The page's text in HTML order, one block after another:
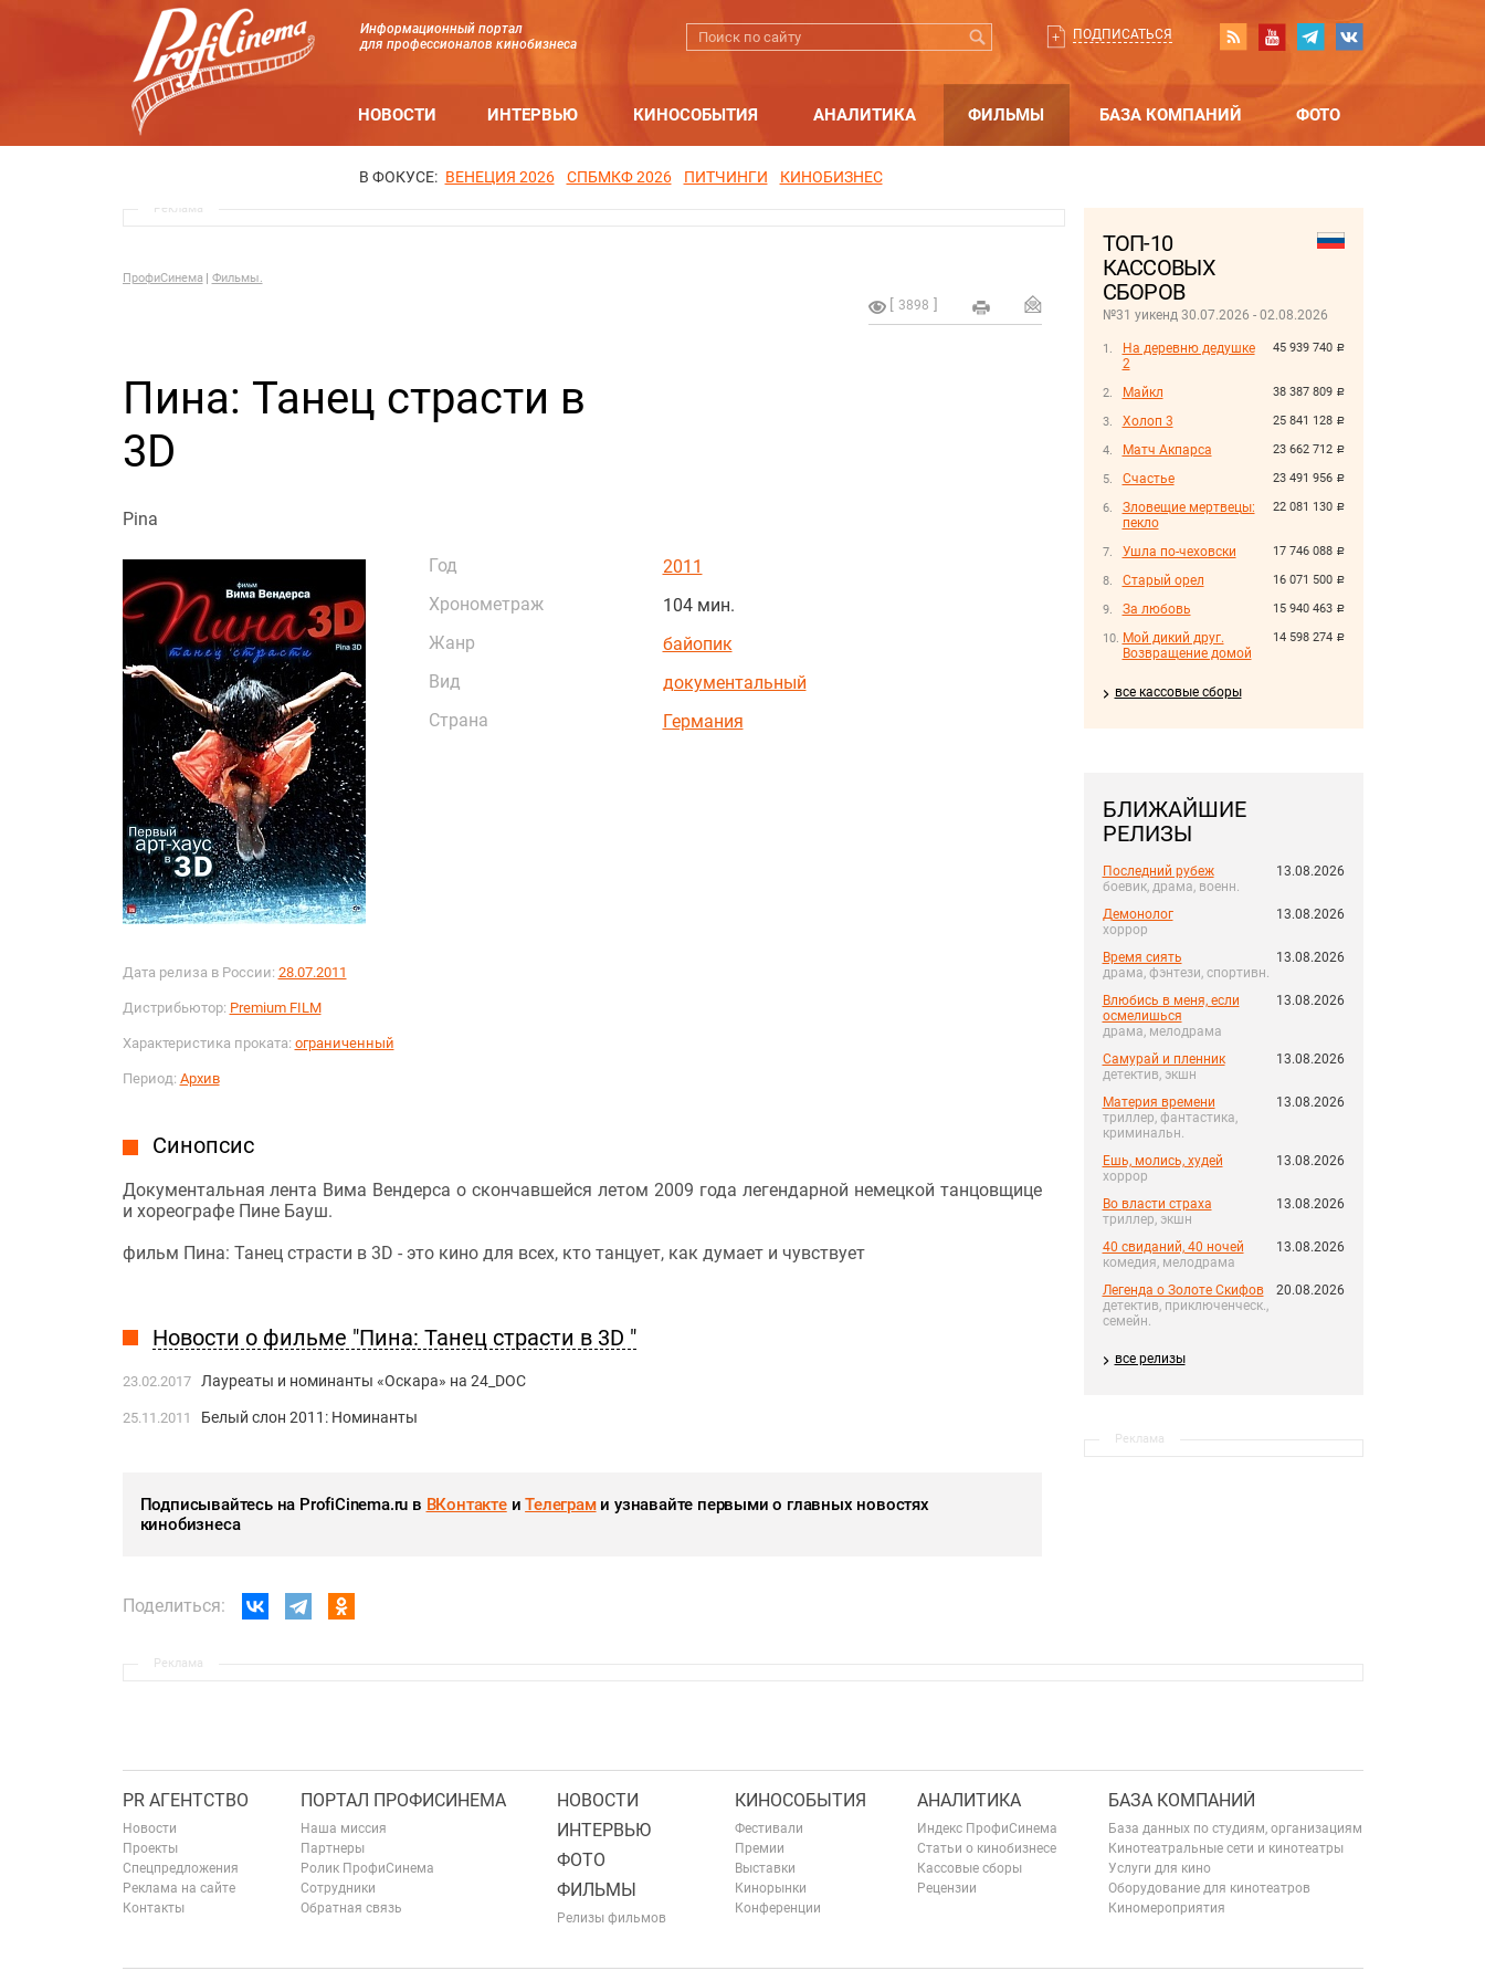
Информационный портал
для профессионалов кинобизнеса
ПОДПИСАТЬСЯ
НОВОСТИ ИНТЕРВЬЮ КИНОСОБЫТИЯ АНАЛИТИКА ФИЛЬМЫ БАЗА КОМПАНИЙ ФОТО
В ФОКУСЕ: ВЕНЕЦИЯ 2026 СПБМКФ 2026 ПИТЧИНГИ КИНОБИЗНЕС
ТОП-10
КАССОВЫХ
СБОРОВ
№31 уикенд 30.07.2026 - 02.08.2026
45 939 740 руб.
На деревню дедушке
2
38 387 809 руб.
Майкл
25 841 128 руб.
Холоп 3
23 662 712 руб.
Матч Акпарса
23 491 956 руб.
Счастье
22 081 130 руб.
Зловещие мертвецы:
пекло
17 746 088 руб.
Ушла по-чеховски
16 071 500 руб.
Старый орел
15 940 463 руб.
За любовь
14 598 274 руб.
Мой дикий друг.
Возвращение домой
все кассовые сборы
БЛИЖАЙШИЕ
РЕЛИЗЫ
Последний рубеж
боевик, драма, военн.
13.08.2026
Демонолог
хоррор
13.08.2026
Время сиять
драма, фэнтези, спортивн.
13.08.2026
Влюбись в меня, если
осмелишься
драма, мелодрама
13.08.2026
Самурай и пленник
детектив, экшн
13.08.2026
Материя времени
триллер, фантастика,
криминальн.
13.08.2026
Ешь, молись, худей
хоррор
13.08.2026
Во власти страха
триллер, экшн
13.08.2026
40 свиданий, 40 ночей
комедия, мелодрама
13.08.2026
Легенда о Золоте Скифов
детектив, приключенческ.,
семейн.
20.08.2026
все релизы
Реклама
Реклама
ПрофиСинема Фильмы.
3898
Пина: Танец страсти в
3D
Pina
Дата релиза в России: 28.07.2011
Дистрибьютор: Premium FILM
Характеристика проката: ограниченный
Период: Архив
Год
2011
Хронометраж
104 мин.
Жанр
байопик
Вид
документальный
Страна
Германия
Синопсис
Документальная лента Вима Вендерса о скончавшейся летом 2009 года легендарной немецкой танцовщице
и хореографе Пине Бауш.
фильм Пина: Танец страсти в 3D - это кино для всех, кто танцует, как думает и чувствует
Новости о фильме "Пина: Танец страсти в 3D "
23.02.2017 Лауреаты и номинанты «Оскара» на 24_DOC
25.11.2011 Белый слон 2011: Номинанты
Подписывайтесь на ProfiCinema.ru в ВКонтактеиТелеграми узнавайте первыми о главных новостях
кинобизнеса
Поделиться:
Реклама
PR АГЕНТСТВО
Новости
Проекты
Спецпредложения
Реклама на сайте
Контакты
ПОРТАЛ ПРОФИСИНЕМА
Наша миссия
Партнеры
Ролик ПрофиСинема
Сотрудники
Обратная связь
НОВОСТИ
ИНТЕРВЬЮ
ФОТО
ФИЛЬМЫ
Релизы фильмов
КИНОСОБЫТИЯ
Фестивали
Премии
Выставки
Кинорынки
Конференции
АНАЛИТИКА
Индекс ПрофиСинема
Статьи о кинобизнесе
Кассовые сборы
Рецензии
БАЗА КОМПАНИЙ
База данных по студиям, организациям
Кинотеатральные сети и кинотеатры
Услуги для кино
Оборудование для кинотеатров
Киномероприятия